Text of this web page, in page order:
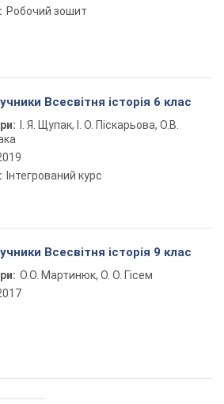
Робочий зошит
Всесвітня історія 6 клас
І. Я. Щупак, І. О. Піскарьова, О.В.
Інтегрований курс
Всесвітня історія 9 клас
О.О. Мартинюк, О. О. Гісем